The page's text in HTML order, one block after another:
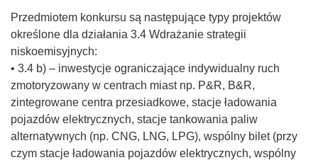
Przedmiotem konkursu są następujące typy projektów
określone dla działania 3.4 Wdrażanie strategii
niskoemisyjnych:
• 3.4 b) – inwestycje ograniczające indywidualny ruch
zmotoryzowany w centrach miast np. P&R, B&R,
zintegrowane centra przesiadkowe, stacje ładowania
pojazdów elektrycznych, stacje tankowania paliw
alternatywnych (np. CNG, LNG, LPG), wspólny bilet (przy
czym stacje ładowania pojazdów elektrycznych, wspólny